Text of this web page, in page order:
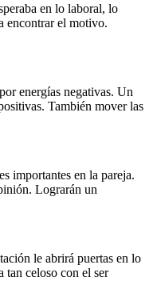
en lo laboral, lo
encontrar el motivo.
energías negativas. Un
También mover las
importantes en la pareja.
Lograrán un
le abrirá puertas en lo
tan celoso con el ser